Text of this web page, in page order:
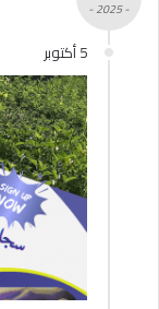
- 2025 -
5 أكتوبر